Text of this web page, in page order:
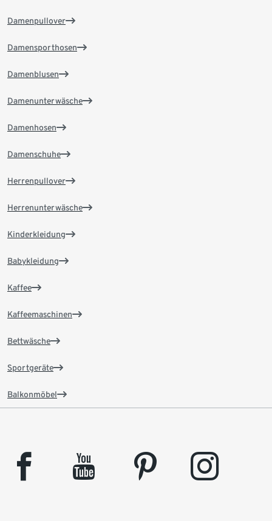
Damenpullover
Damensporthosen
Damenblusen
Damenunterwäsche
Damenhosen
Damenschuhe
Herrenpullover
Herrenunterwäsche
Kinderkleidung
Babykleidung
Kaffee
Kaffeemaschinen
Bettwäsche
Sportgeräte
Balkonmöbel
facebook youtube pinterest instagram